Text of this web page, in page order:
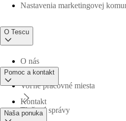
Nastavenia marketingovej
O Tescu
O nás
Voľné pracovné miesta
Tlačové správy
Pomoc a kontakt
Kontakt
Naša ponuka